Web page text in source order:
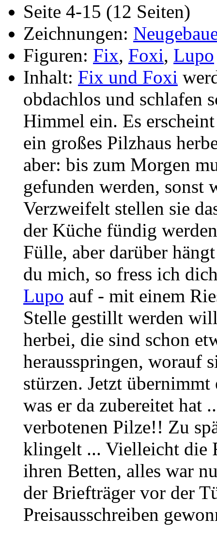
Seite 4-15 (12 Seiten)
Zeichnungen:
Figuren: Fix, Foxi, Lupo
Inhalt: Fix und Foxi
obdachlos und schlafen
Himmel ein. Es
ein großes Pilzhaus
aber: bis zum Morgen
gefunden werden, sonst
Verzweifelt stellen sie
der Küche fündig
Fülle, aber darüber
du mich, so fress ich
Lupo auf - mit einem
Stelle gestillt werden
herbei, die sind schon
herausspringen, worauf
stürzen. Jetzt
was er da zubereitet hat
verbotenen Pilze!! Zu
klingelt ... Vielleicht die
ihren Betten, alles war
der Briefträger vor der
Preisausschreiben